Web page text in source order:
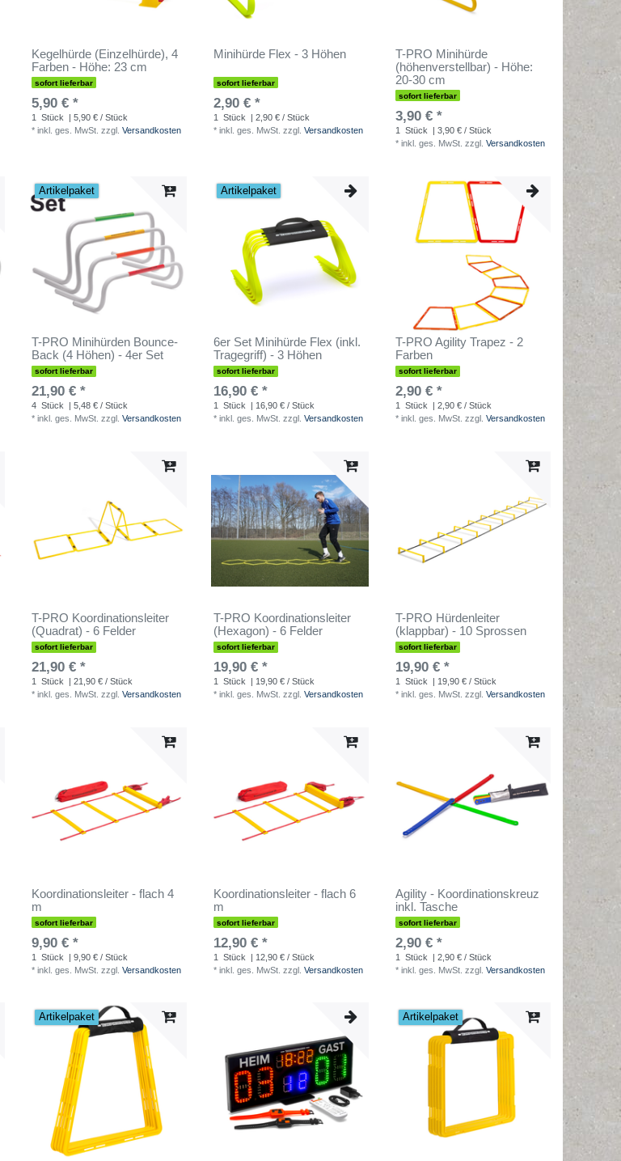
Kegelhürde (Einzelhürde), 4
Farben - Höhe: 23 cm
sofort lieferbar
5,90 € *
1 Stück
| 5,90 € / Stück
* inkl. ges. MwSt. zzgl. Versandkosten
Minihürde Flex - 3 Höhen
sofort lieferbar
2,90 € *
1 Stück
| 2,90 € / Stück
* inkl. ges. MwSt. zzgl. Versandkosten
T-PRO Minihürde
(höhenverstellbar) - Höhe:
20-30 cm
sofort lieferbar
3,90 € *
1 Stück
| 3,90 € / Stück
* inkl. ges. MwSt. zzgl. Versandkosten
Artikelpaket
T-PRO Minihürden Bounce-
Back (4 Höhen) - 4er Set
sofort lieferbar
21,90 € *
4 Stück
| 5,48 € / Stück
* inkl. ges. MwSt. zzgl. Versandkosten
Artikelpaket
6er Set Minihürde Flex (inkl.
Tragegriff) - 3 Höhen
sofort lieferbar
16,90 € *
1 Stück
| 16,90 € / Stück
* inkl. ges. MwSt. zzgl. Versandkosten
T-PRO Agility Trapez - 2
Farben
sofort lieferbar
2,90 € *
1 Stück
| 2,90 € / Stück
* inkl. ges. MwSt. zzgl. Versandkosten
T-PRO Koordinationsleiter
(Quadrat) - 6 Felder
sofort lieferbar
21,90 € *
1 Stück
| 21,90 € / Stück
* inkl. ges. MwSt. zzgl. Versandkosten
T-PRO Koordinationsleiter
(Hexagon) - 6 Felder
sofort lieferbar
19,90 € *
1 Stück
| 19,90 € / Stück
* inkl. ges. MwSt. zzgl. Versandkosten
T-PRO Hürdenleiter
(klappbar) - 10 Sprossen
sofort lieferbar
19,90 € *
1 Stück
| 19,90 € / Stück
* inkl. ges. MwSt. zzgl. Versandkosten
Koordinationsleiter - flach 4
m
sofort lieferbar
9,90 € *
1 Stück
| 9,90 € / Stück
* inkl. ges. MwSt. zzgl. Versandkosten
Koordinationsleiter - flach 6
m
sofort lieferbar
12,90 € *
1 Stück
| 12,90 € / Stück
* inkl. ges. MwSt. zzgl. Versandkosten
Agility - Koordinationskreuz
inkl. Tasche
sofort lieferbar
2,90 € *
1 Stück
| 2,90 € / Stück
* inkl. ges. MwSt. zzgl. Versandkosten
Artikelpaket Artikelpaket